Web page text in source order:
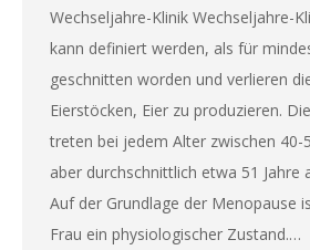
Wechseljahre-Klinik Wechseljahre-
kann definiert werden, als für
geschnitten worden und verlieren
Eierstöcken, Eier zu produzieren.
treten bei jedem Alter zwischen 40-
aber durchschnittlich etwa 51 Jahre
Auf der Grundlage der Menopause
Frau ein physiologischer Zustand.…